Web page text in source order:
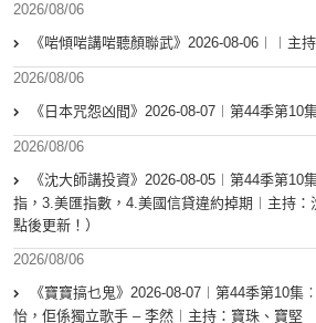
2026/08/06
《啱傾啱講啱聽顏聯武》2026-08-06︱︱主
2026/08/06
《日本咒怨凶間》2026-08-07︱第44季第10
2026/08/06
《沈大師講投資》2026-08-05︱第44季第10
指，3.美匯指數，4.美國信貸違約掉期︱主持
點後更新！）
2026/08/06
《寶寶搞乜鬼》2026-08-07︱第44季第10集
怡，佢係獨立歌手 – 李然︱主持：寶珠、寶堅